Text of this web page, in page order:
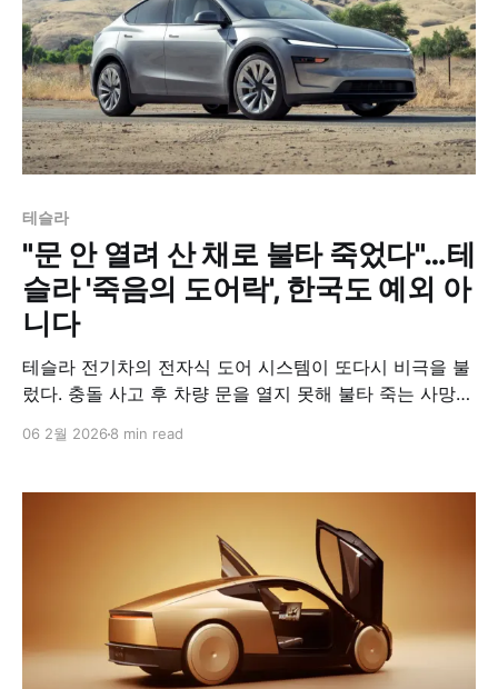
테슬라
"문 안 열려 산 채로 불타 죽었다"…테
슬라 '죽음의 도어락', 한국도 예외 아
니다
테슬라 전기차의 전자식 도어 시스템이 또다시 비극을 불
렀다. 충돌 사고 후 차량 문을 열지 못해 불타 죽는 사망
911에 구조 요청을 하면서도 탈출하지 못한 채 숨졌다.
06 2월 2026 8 min read